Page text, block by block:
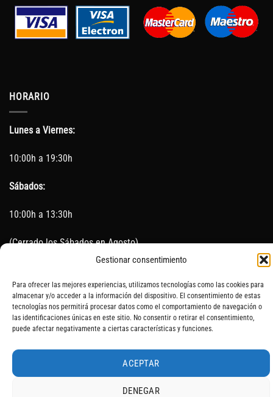
Gestionar consentimiento
Para ofrecer las mejores experiencias, utilizamos tecnologías como las cookies para
almacenar y/o acceder a la información del dispositivo. El consentimiento de estas
tecnologías nos permitirá procesar datos como el comportamiento de navegación o
las identificaciones únicas en este sitio. No consentir o retirar el consentimiento,
puede afectar negativamente a ciertas características y funciones.
ACEPTAR
DENEGAR
HORARIO
Lunes a Viernes:
10:00h a 19:30h
Sábados:
10:00h a 13:30h
(Cerrado los Sábados en Agosto)
SOBRE NOSOTROS CONTACTO AVISO LEGAL BLOG